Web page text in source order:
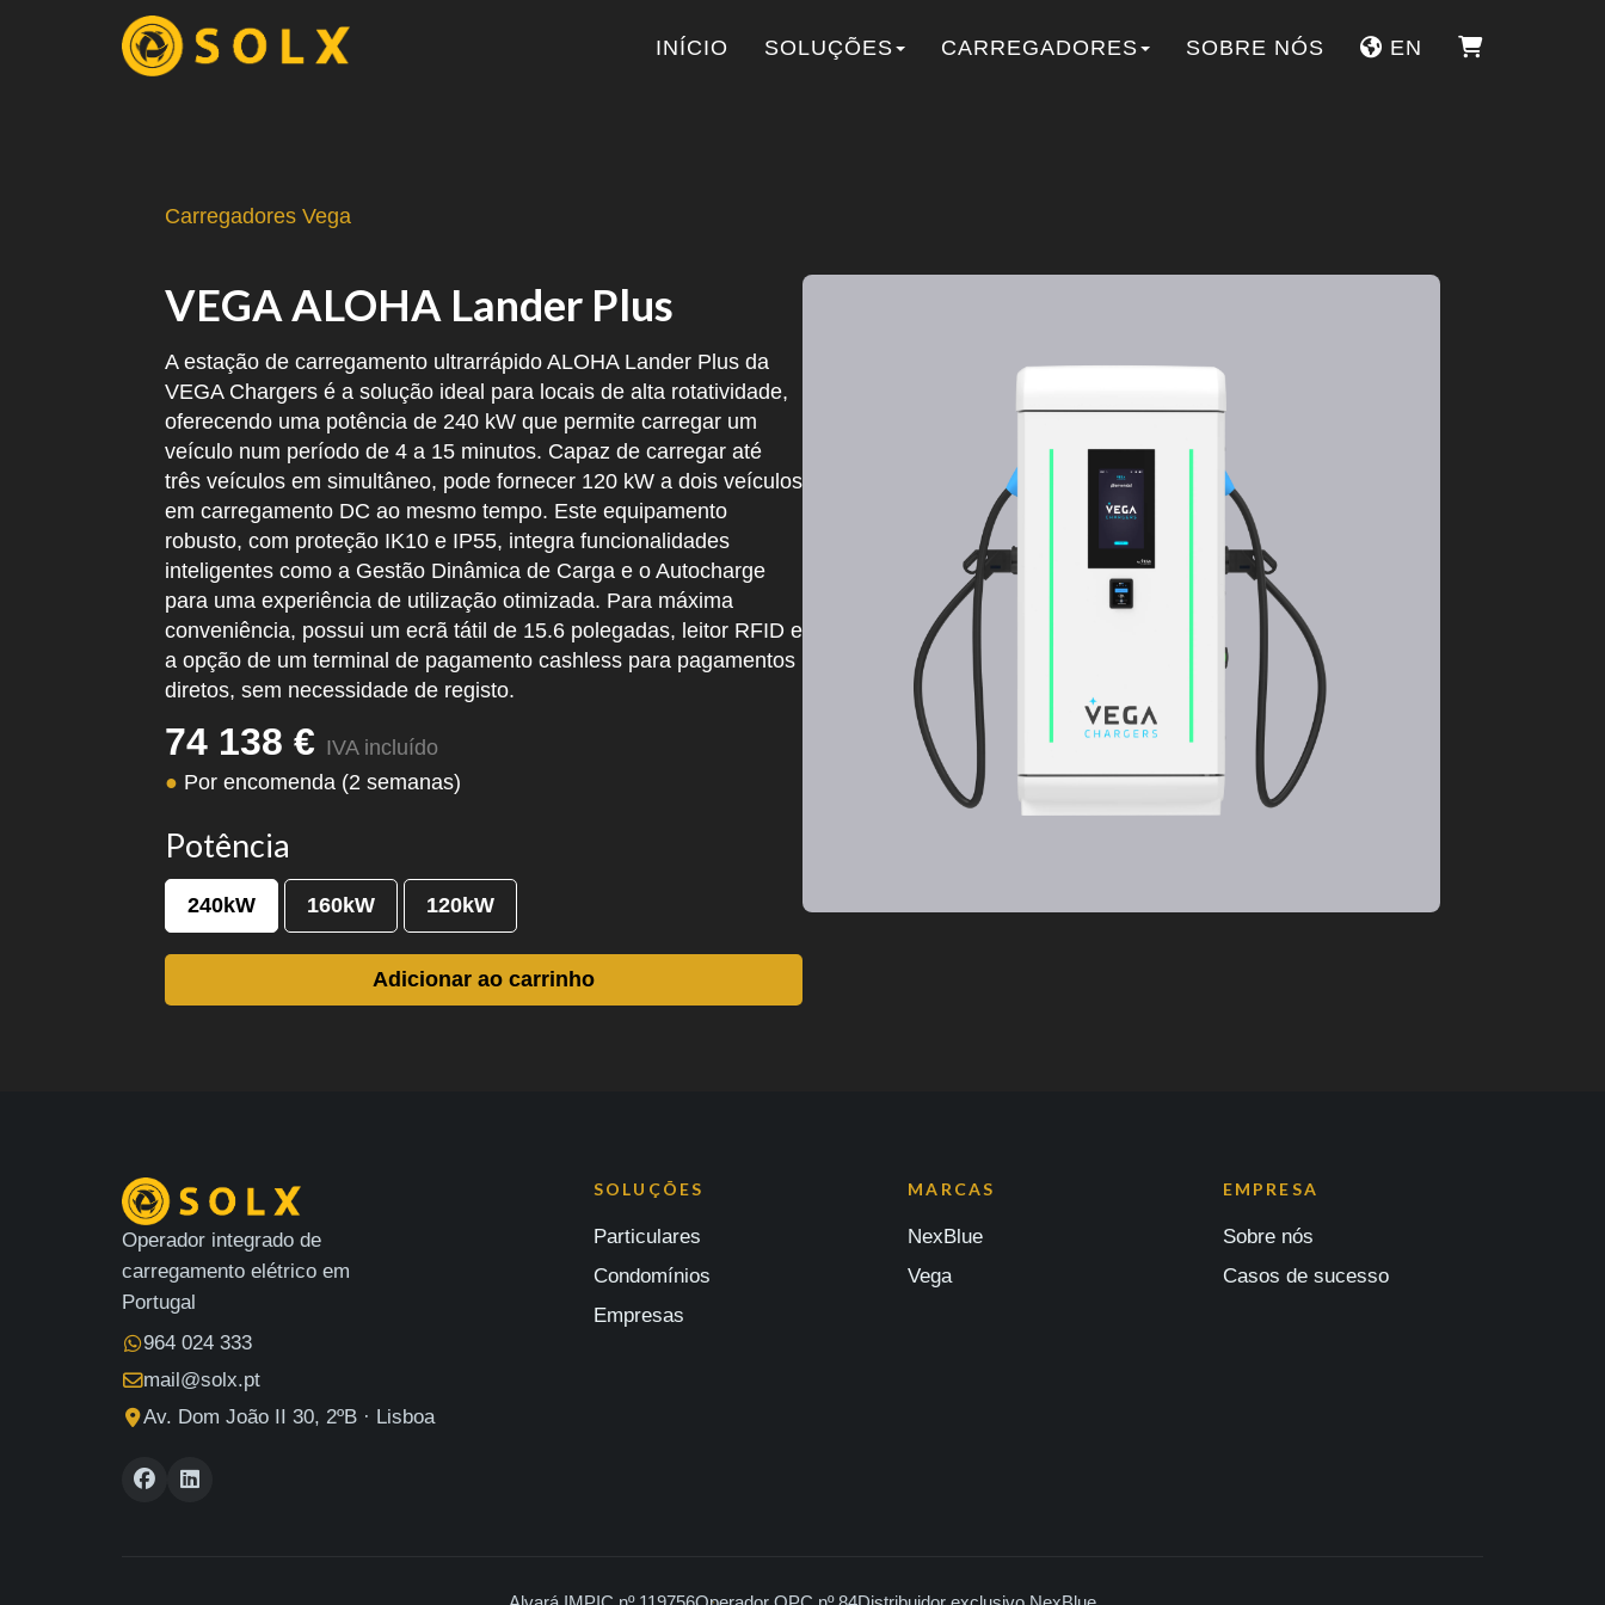
INÍCIO
SOLUÇÕES CARREGADORES SOBRE NÓS EN
Carregadores Vega
VEGA ALOHA Lander Plus
A estação de carregamento ultrarrápido ALOHA Lander Plus da
VEGA Chargers é a solução ideal para locais de alta rotatividade,
oferecendo uma potência de 240 kW que permite carregar um
veículo num período de 4 a 15 minutos. Capaz de carregar até
três veículos em simultâneo, pode fornecer 120 kW a dois veículos
em carregamento DC ao mesmo tempo. Este equipamento
robusto, com proteção IK10 e IP55, integra funcionalidades
inteligentes como a Gestão Dinâmica de Carga e o Autocharge
para uma experiência de utilização otimizada. Para máxima
conveniência, possui um ecrã tátil de 15.6 polegadas, leitor RFID e
a opção de um terminal de pagamento cashless para pagamentos
diretos, sem necessidade de registo.
74 138 € IVA incluído
● Por encomenda (2 semanas)
Potência
240kW 160kW 120kW
Adicionar ao carrinho
Operador integrado de
carregamento elétrico em
Portugal
964 024 333
mail@solx.pt
Av. Dom João II 30, 2ºB · Lisboa
SOLUÇÕES
Particulares
Condomínios
Empresas
MARCAS
NexBlue
Vega
EMPRESA
Sobre nós
Casos de sucesso